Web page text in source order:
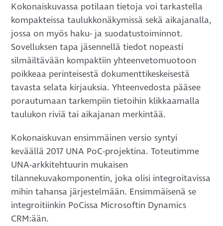
Kokonaiskuvassa potilaan tietoja voi tarkastella
kompakteissa taulukkonäkymissä sekä aikajanalla,
jossa on myös haku- ja suodatustoiminnot.
Sovelluksen tapa jäsennellä tiedot nopeasti
silmäiltävään kompaktiin yhteenvetomuotoon
poikkeaa perinteisestä dokumenttikeskeisestä
tavasta selata kirjauksia. Yhteenvedosta pääsee
porautumaan tarkempiin tietoihin klikkaamalla
taulukon riviä tai aikajanan merkintää.
Kokonaiskuvan ensimmäinen versio syntyi
keväällä 2017 UNA PoC-projektina. Toteutimme
UNA-arkkitehtuurin mukaisen
tilannekuvakomponentin, joka olisi integroitavissa
mihin tahansa järjestelmään. Ensimmäisenä se
integroitiinkin PoCissa Microsoftin Dynamics
CRM:ään.